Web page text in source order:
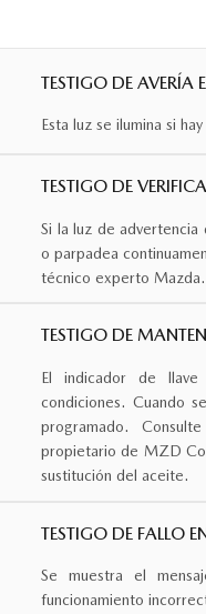
TESTIGO DE AVERÍA
Esta luz se ilumina si
TESTIGO DE
Si la luz de
o parpadea
técnico experto Mazda.
TESTIGO DE
El indicador de
condiciones. Cuando
programado.
propietario de MZD
sustitución del aceite.
TESTIGO DE FALLO
Se muestra el
funcionamiento